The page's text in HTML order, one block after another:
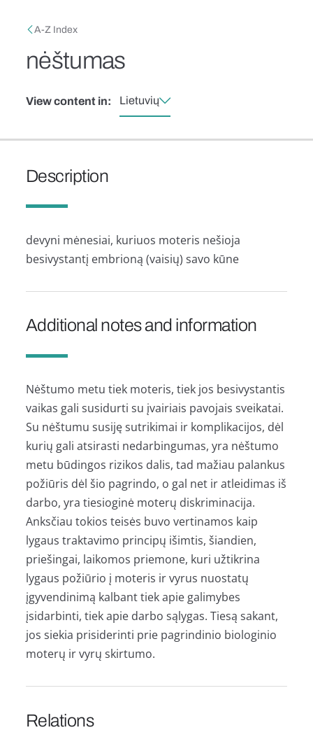
Breadcrumb
A-Z Index
nėštumas
View content in: Lietuvių
Description
devyni mėnesiai, kuriuos moteris nešioja
besivystantį embrioną (vaisių) savo kūne
Additional notes and information
Nėštumo metu tiek moteris, tiek jos besivystantis
vaikas gali susidurti su įvairiais pavojais sveikatai.
Su nėštumu susiję sutrikimai ir komplikacijos, dėl
kurių gali atsirasti nedarbingumas, yra nėštumo
metu būdingos rizikos dalis, tad mažiau palankus
požiūris dėl šio pagrindo, o gal net ir atleidimas iš
darbo, yra tiesioginė moterų diskriminacija.
Anksčiau tokios teisės buvo vertinamos kaip
lygaus traktavimo principų išimtis, šiandien,
priešingai, laikomos priemone, kuri užtikrina
lygaus požiūrio į moteris ir vyrus nuostatų
įgyvendinimą kalbant tiek apie galimybes
įsidarbinti, tiek apie darbo sąlygas. Tiesą sakant,
jos siekia prisiderinti prie pagrindinio biologinio
moterų ir vyrų skirtumo.
Relations